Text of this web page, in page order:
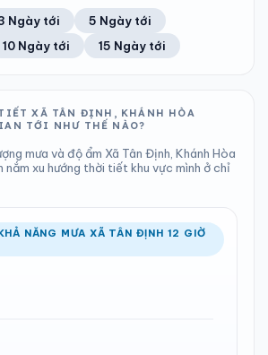
0%
Khả năng mưa
1007 hPa
Bình thường
Tốt
Ước lượng
0%
Khả năng mưa
Tốc độ gió
TẦM NHÌN
ÁP SUẤT
1006 hPa
Bình thường
Khả năng mưa
Ngày tới
5 Ngày tới
10 Ngày tới 15 Ngày tới
XÃ TÂN ĐỊNH, KHÁNH HÒA
TỚI NHƯ THẾ NÀO?
mưa và độ ẩm Xã Tân Định, Khánh Hòa
nắm xu hướng thời tiết khu vực mình ở chỉ
NĂNG MƯA XÃ TÂN ĐỊNH 12 GIỜ